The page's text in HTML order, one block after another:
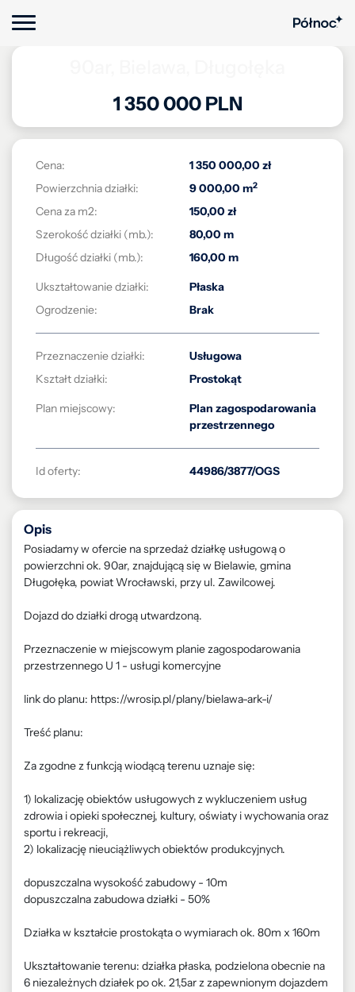
1 350 000 PLN
Cena:
1 350 000,00 zł
Powierzchnia działki:
9 000,00 m2
Cena za m2:
150,00 zł
Szerokość działki (mb.):
80,00 m
Długość działki (mb.):
160,00 m
Ukształtowanie działki:
Płaska
Ogrodzenie:
Brak
Przeznaczenie działki:
Usługowa
Kształt działki:
Prostokąt
Plan miejscowy:
Plan zagospodarowania
przestrzennego
Id oferty: 44986/3877/OGS
Opis
Posiadamy w ofercie na sprzedaż działkę usługową o
powierzchni ok. 90ar, znajdującą się w Bielawie, gmina
Długołęka, powiat Wrocławski, przy ul. Zawilcowej.
Dojazd do działki drogą utwardzoną.
Przeznaczenie w miejscowym planie zagospodarowania
przestrzennego U 1 - usługi komercyjne
link do planu: https://wrosip.pl/plany/bielawa-ark-i/
Treść planu:
Za zgodne z funkcją wiodącą terenu uznaje się:
1) lokalizację obiektów usługowych z wykluczeniem usług
zdrowia i opieki społecznej, kultury, oświaty i wychowania oraz
sportu i rekreacji,
2) lokalizację nieuciążliwych obiektów produkcyjnych.
dopuszczalna wysokość zabudowy - 10m
dopuszczalna zabudowa działki - 50%
Działka w kształcie prostokąta o wymiarach ok. 80m x 160m
Ukształtowanie terenu: działka płaska, podzielona obecnie na
6 niezależnych działek po ok. 21,5ar z zapewnionym dojazdem